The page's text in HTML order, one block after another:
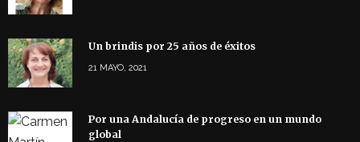
Un brindis por 25 años de éxitos
21 MAYO, 2021
Por una Andalucía de progreso en un mundo
global